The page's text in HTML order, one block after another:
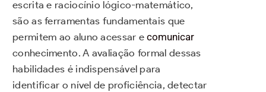
escrita e raciocínio lógico-matemático,
são as ferramentas fundamentais que
permitem ao aluno acessar ecomunicar
conhecimento. A avaliação formal dessas
habilidades é indispensável para
identificar o nível de proficiência, detectar